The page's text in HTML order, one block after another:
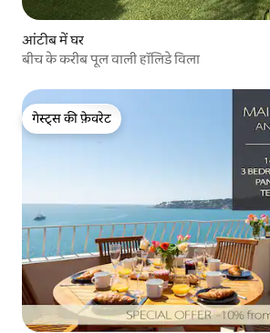
आंटीब में घर
बीच के करीब पूल वाली हॉलिडे विला
गेस्ट्स की फ़ेवरेट
गेस्ट्स की फ़ेवरेट